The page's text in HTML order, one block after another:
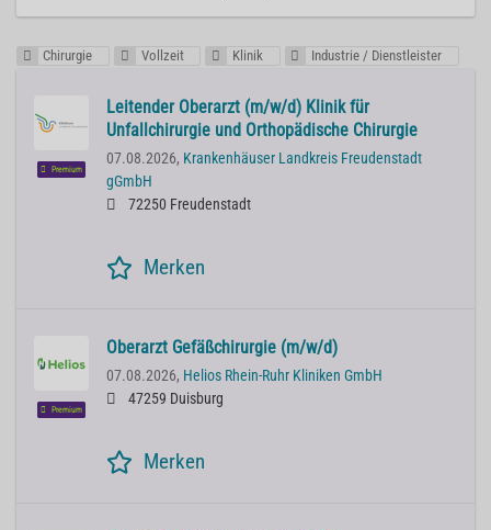
Chirurgie Vollzeit Klinik Industrie / Dienstleister
Premium
Leitender Oberarzt (m/w/d) Klinik für
Unfallchirurgie und Orthopädische Chirurgie
07.08.2026, Krankenhäuser Landkreis Freudenstadt
gGmbH
72250 Freudenstadt
Merken
Premium
Oberarzt Gefäßchirurgie (m/w/d)
07.08.2026, Helios Rhein-Ruhr Kliniken GmbH
47259 Duisburg
Merken